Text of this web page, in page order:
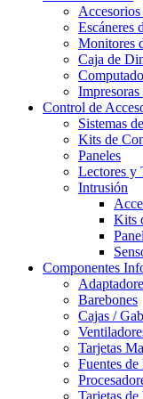
Accesorios
Escáneres
Monitores
Caja de
Control de
Sistemas
Kits de
Paneles
Lectores y
Intrusión
Kits
Componentes
Barebones
Cajas /
Tarjetas
Fuentes de
Tarjetas